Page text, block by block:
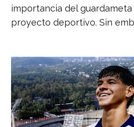
importancia del
proyecto deportivo. Sin